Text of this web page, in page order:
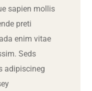
sapien mollis
preti
enim vitae
Seds
adipiscineg